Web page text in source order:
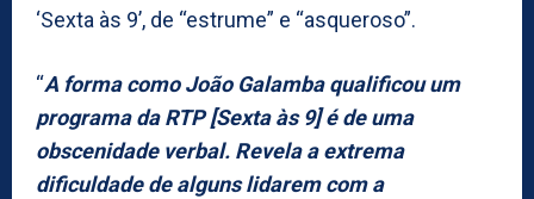
‘Sexta às 9’, de “estrume” e “asqueroso”.
“A forma como João Galamba qualificou um
programa da RTP [Sexta às 9] é de uma
obscenidade verbal. Revela a extrema
dificuldade de alguns lidarem com a